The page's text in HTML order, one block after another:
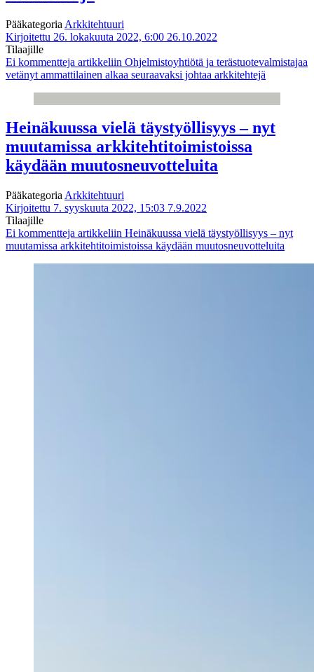
Pääkategoria Arkkitehtuuri
Kirjoitettu 26. lokakuuta 2022, 6:00 26.10.2022
Tilaajille
Ei kommentteja artikkeliin Ohjelmistoyhtiötä ja terästuotevalmistajaa
vetänyt ammattilainen alkaa seuraavaksi johtaa arkkitehtejä
Heinäkuussa vielä täystyöllisyys – nyt
muutamissa arkkitehtitoimistoissa
käydään muutosneuvotteluita
Pääkategoria Arkkitehtuuri
Kirjoitettu 7. syyskuuta 2022, 15:03 7.9.2022
Tilaajille
Ei kommentteja artikkeliin Heinäkuussa vielä täystyöllisyys – nyt
muutamissa arkkitehtitoimistoissa käydään muutosneuvotteluita